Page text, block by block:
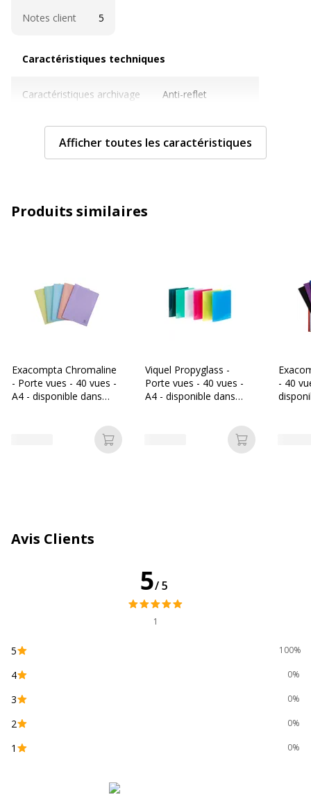
Notes client 5
Caractéristiques techniques
Caractéristiques archivage Anti-reflet
Couleur Rouge
Nombre de vues 40
Texture Granuleux
Catégorie de couleur
Données d'identification
Marque
Référence produit fabricant
Dimensions et poids
5 mm
Afficher toutes les caractéristiques
Produits similaires
Exacompta Chromaline
- Porte vues - 40 vues -
A4 - disponible dans
Ajouter au panier
Viquel Propyglass -
Porte vues - 40 vues -
A4 - disponible dans
Ajouter au
- 40
Avis Clients
5/5
1
5 100%
4 0%
3 0%
2 0%
1 0%